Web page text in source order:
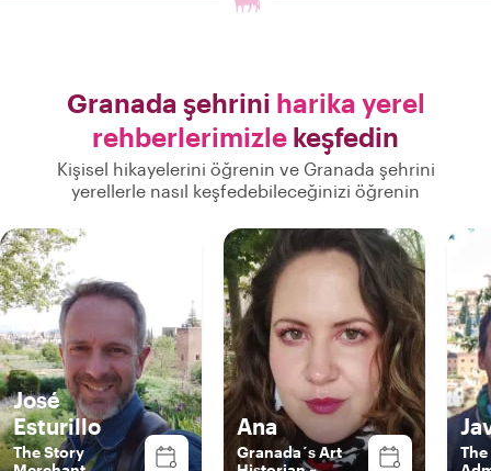
Granada şehrini harika yerel
rehberlerimizle keşfedin
Kişisel hikayelerini öğrenin ve Granada şehrini
yerellerle nasıl keşfedebileceğinizi öğrenin
José
Esturillo
The Story
Ana
Granada´s Art